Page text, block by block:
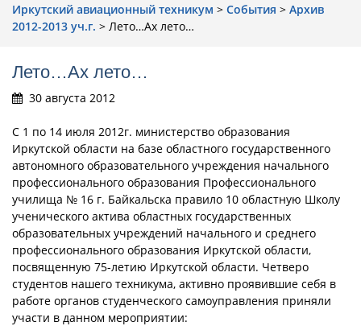
Иркутский авиационный техникум > События > Архив
2012-2013 уч.г. > Лето…Ах лето…
Лето…Ах лето…
30 августа 2012
С 1 по 14 июля 2012г. министерство образования
Иркутской области на базе областного государственного
автономного образовательного учреждения начального
профессионального образования Профессионального
училища № 16 г. Байкальска правило 10 областную Школу
ученического актива областных государственных
образовательных учреждений начального и среднего
профессионального образования Иркутской области,
посвященную 75-летию Иркутской области. Четверо
студентов нашего техникума, активно проявившие себя в
работе органов студенческого самоуправления приняли
участи в данном мероприятии: